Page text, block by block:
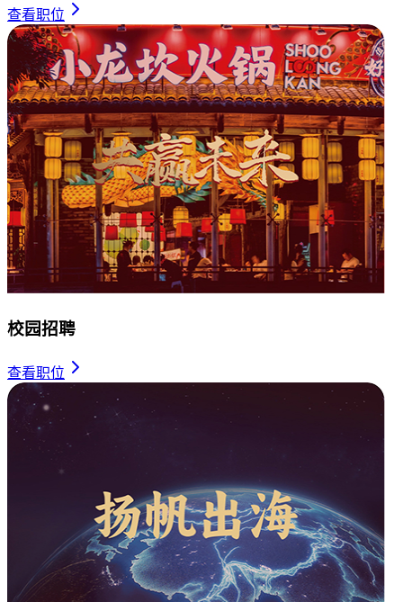
查看职位
校园招聘
查看职位